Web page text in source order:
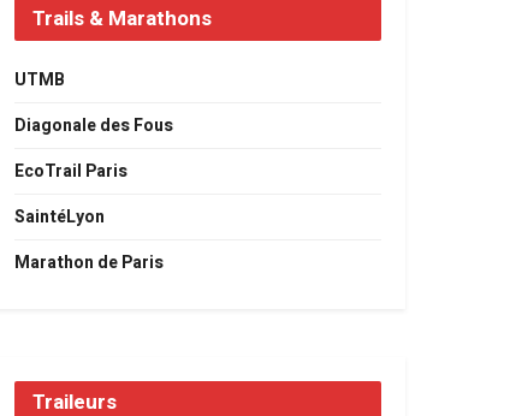
Trails & Marathons
UTMB
Diagonale des Fous
EcoTrail Paris
SaintéLyon
Marathon de Paris
Traileurs